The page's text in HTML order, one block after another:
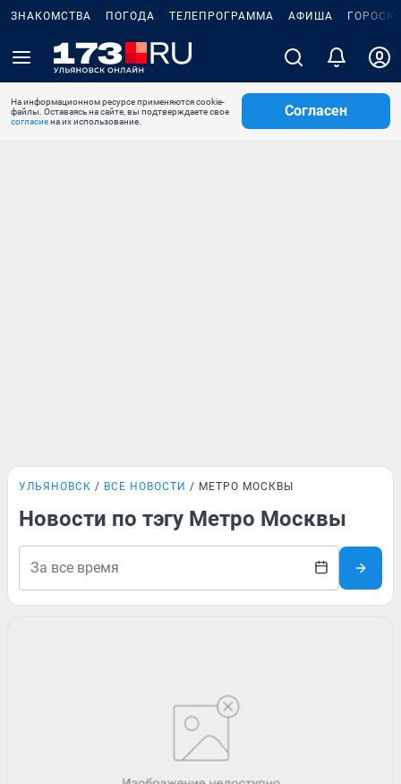
ЗНАКОМСТВА ПОГОДА ТЕЛЕПРОГРАММА АФИША
На информационном ресурсе применяются cookie-
файлы. Оставаясь на сайте, вы подтверждаете свое
согласиена их использование.
Согласен
УЛЬЯНОВСК ВСЕ НОВОСТИ МЕТРО МОСКВЫ
Новости по тэгу Метро Москвы